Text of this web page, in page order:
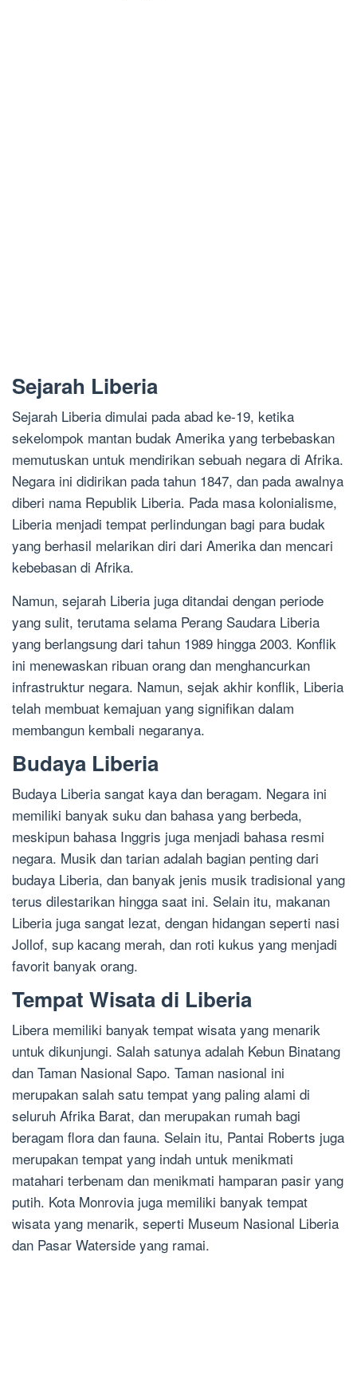
Sejarah Liberia
Sejarah Liberia dimulai pada abad ke-19, ketika
sekelompok mantan budak Amerika yang terbebaskan
memutuskan untuk mendirikan sebuah negara di Afrika.
Negara ini didirikan pada tahun 1847, dan pada awalnya
diberi nama Republik Liberia. Pada masa kolonialisme,
Liberia menjadi tempat perlindungan bagi para budak
yang berhasil melarikan diri dari Amerika dan mencari
kebebasan di Afrika.
Namun, sejarah Liberia juga ditandai dengan periode
yang sulit, terutama selama Perang Saudara Liberia
yang berlangsung dari tahun 1989 hingga 2003. Konflik
ini menewaskan ribuan orang dan menghancurkan
infrastruktur negara. Namun, sejak akhir konflik, Liberia
telah membuat kemajuan yang signifikan dalam
membangun kembali negaranya.
Budaya Liberia
Budaya Liberia sangat kaya dan beragam. Negara ini
memiliki banyak suku dan bahasa yang berbeda,
meskipun bahasa Inggris juga menjadi bahasa resmi
negara. Musik dan tarian adalah bagian penting dari
budaya Liberia, dan banyak jenis musik tradisional yang
terus dilestarikan hingga saat ini. Selain itu, makanan
Liberia juga sangat lezat, dengan hidangan seperti nasi
Jollof, sup kacang merah, dan roti kukus yang menjadi
favorit banyak orang.
Tempat Wisata di Liberia
Libera memiliki banyak tempat wisata yang menarik
untuk dikunjungi. Salah satunya adalah Kebun Binatang
dan Taman Nasional Sapo. Taman nasional ini
merupakan salah satu tempat yang paling alami di
seluruh Afrika Barat, dan merupakan rumah bagi
beragam flora dan fauna. Selain itu, Pantai Roberts juga
merupakan tempat yang indah untuk menikmati
matahari terbenam dan menikmati hamparan pasir yang
putih. Kota Monrovia juga memiliki banyak tempat
wisata yang menarik, seperti Museum Nasional Liberia
dan Pasar Waterside yang ramai.